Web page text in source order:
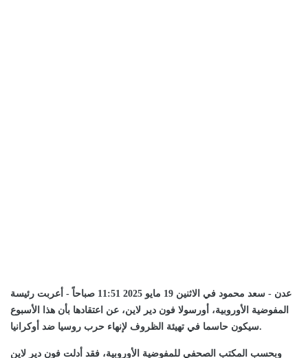
عدن - سعد محمود في الاثنين 19 مايو 2025 11:51 صباحاً - أعربت رئيسة
المفوضية الأوروبية، أورسولا فون دير لاين، عن اعتقادها بأن هذا الأسبوع
سيكون حاسما في تهيئة الظروف لإنهاء حرب روسيا ضد أوكرانيا.
وبحسب المكتب الصحفي للمفوضية الأوروبية، فقد أدلت فون دير لاين